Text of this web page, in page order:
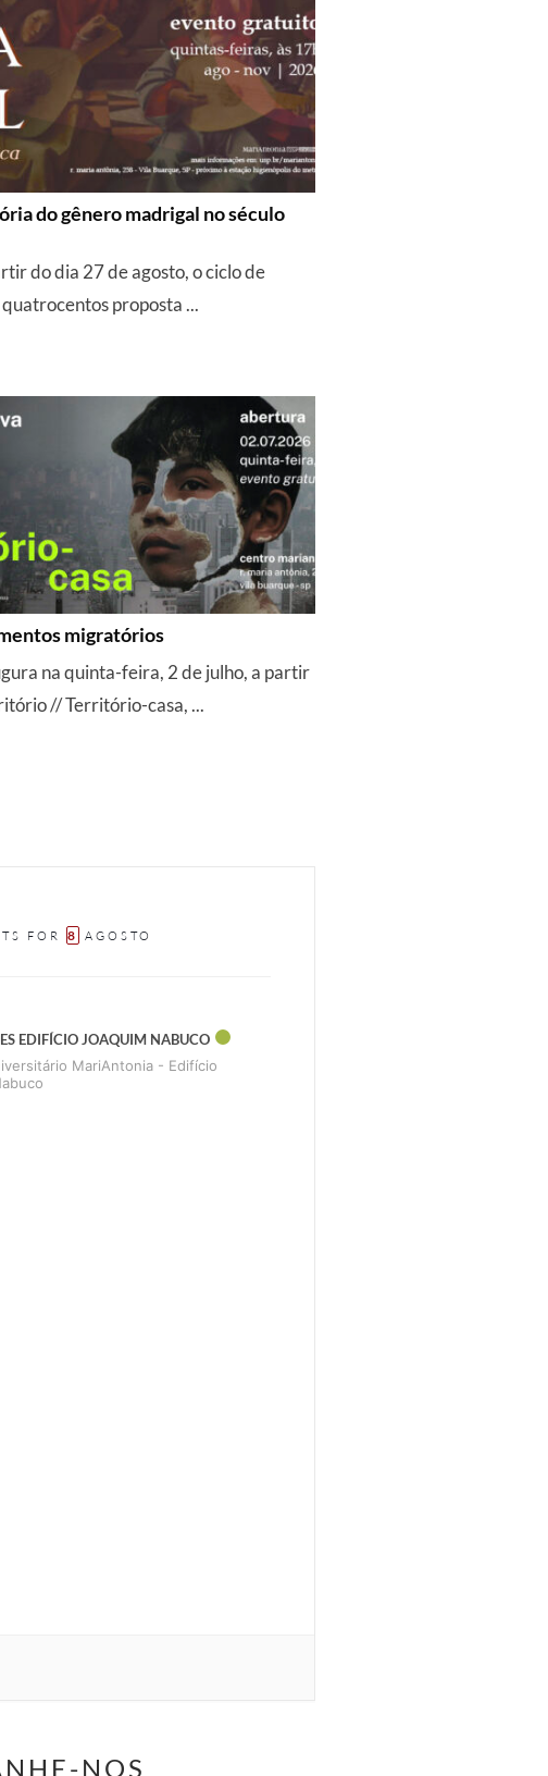
do gênero madrigal no século
do dia 27 de agosto, o ciclo de
proposta ...
migratórios
na quinta-feira, 2 de julho, a partir
// Território-casa, ...
FOR 8 AGOSTO
EDIFÍCIO JOAQUIM NABUCO
MariAntonia - Edifício
NOS